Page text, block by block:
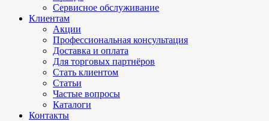
Сервисное обслуживание
Клиентам
Акции
Профессиональная консультация
Доставка и оплата
Для торговых партнёров
Стать клиентом
Статьи
Частые вопросы
Каталоги
Контакты